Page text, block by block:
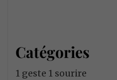
Catégories
1 geste 1 sourire